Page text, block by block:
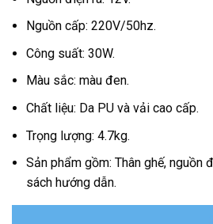
Nguồn cấp: 220V/50hz.
Công suất: 30W.
Màu sắc: màu đen.
Chất liệu: Da PU và vải cao cấp.
Trọng lượng: 4.7kg.
Sản phẩm gồm: Thân ghế, nguồn
sách hướng dẫn.